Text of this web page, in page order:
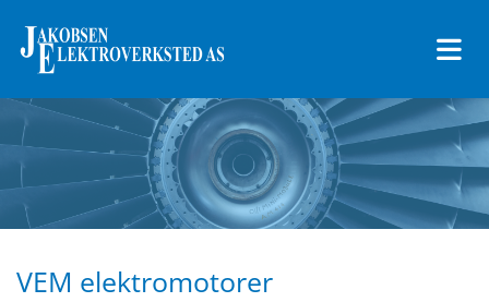
VEM elektromotorer